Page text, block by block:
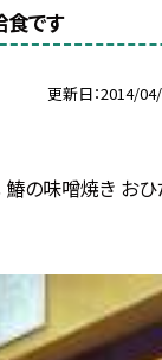
食です
更新日 2014/
の味噌焼き おひ